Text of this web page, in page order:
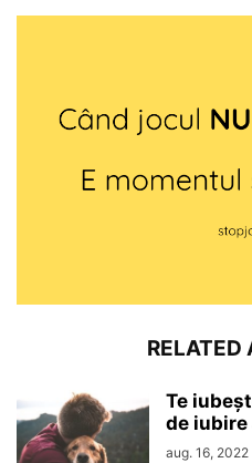
RELATED
Te
de iubire
aug. 16, 2022